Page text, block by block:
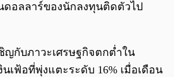
ดอลลาร์ของนักลงทุนติดตัวไป
ญกับภาวะเศรษฐกิจตกต่ำใน
นเฟ้อที่พุ่งแตะระดับ 16% เมื่อเดือน